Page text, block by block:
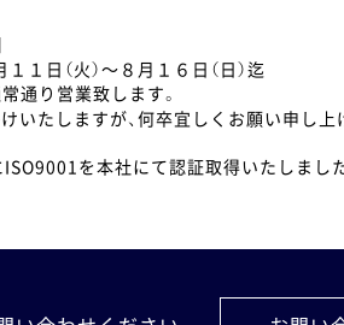
１日（火）～８月１６日（日）迄
通り営業致します。
いたしますが、何卒宜しくお願い申し上
を本社にて認証取得いたしました